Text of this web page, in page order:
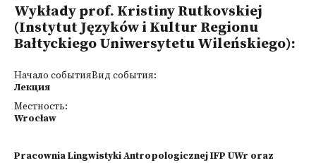
Wykłady prof. Kristiny Rutkovskiej
(Instytut Języków i Kultur Regionu
Bałtyckiego Uniwersytetu Wileńskiego):
Начало событияВид события:
Лекция
Местность:
Wrocław
Pracownia Lingwistyki Antropologicznej IFP UWr oraz